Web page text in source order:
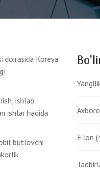
doirasida Koreya
ishlab
ishlar haqida
butlovchi
E'lon